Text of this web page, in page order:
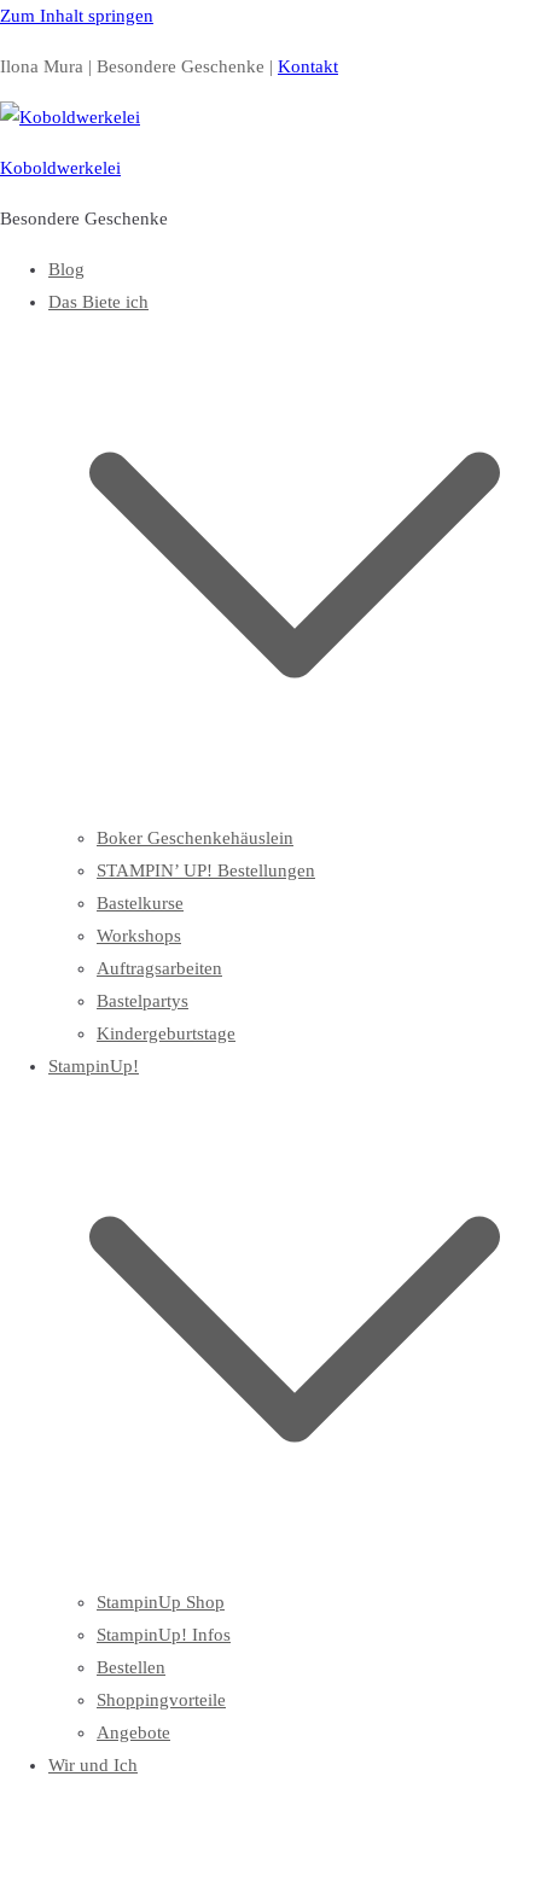
Zum Inhalt springen
Ilona Mura | Besondere Geschenke | Kontakt
Koboldwerkelei
Besondere Geschenke
Blog
Das Biete ich
Boker Geschenkehäuslein
STAMPIN’ UP! Bestellungen
Bastelkurse
Workshops
Auftragsarbeiten
Bastelpartys
Kindergeburtstage
StampinUp!
StampinUp Shop
StampinUp! Infos
Bestellen
Shoppingvorteile
Angebote
Wir und Ich